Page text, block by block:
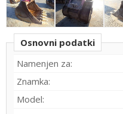
Osnovni podatki
Namenjen za:
Znamka:
Model: